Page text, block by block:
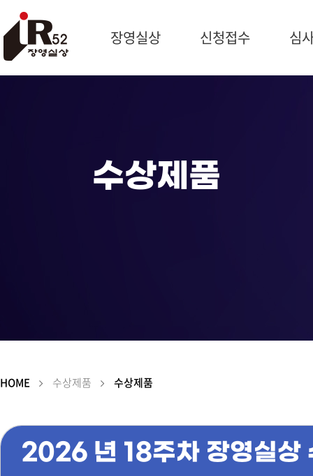
장영실상 신청접수
기술혁신신청
신청현황
심
수상제품
HOME 수상제품 수상제품
2026 년 18주차 장영실상